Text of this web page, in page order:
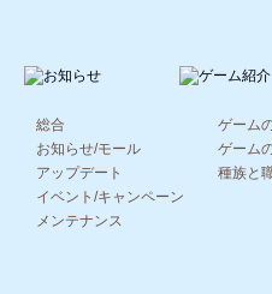
総合
お知らせ/モール
アップデート
イベント/キャンペーン
メンテナンス
ゲーム
ゲーム
種族と